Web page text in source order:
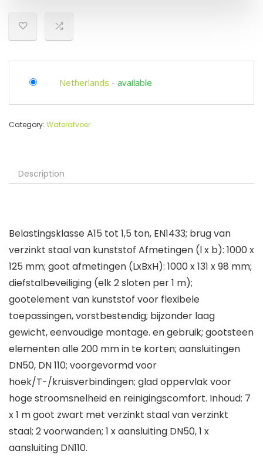
Netherlands - available
Category: Waterafvoer
Description
Belastingsklasse A15 tot 1,5 ton, EN1433; brug van
verzinkt staal van kunststof Afmetingen (l x b): 1000 x
125 mm; goot afmetingen (LxBxH): 1000 x 131 x 98 mm;
diefstalbeveiliging (elk 2 sloten per 1 m);
gootelement van kunststof voor flexibele
toepassingen, vorstbestendig; bijzonder laag
gewicht, eenvoudige montage. en gebruik; gootsteen
elementen alle 200 mm in te korten; aansluitingen
DN50, DN 110; voorgevormd voor
hoek/T-/kruisverbindingen; glad oppervlak voor
hoge stroomsnelheid en reinigingscomfort. Inhoud: 7
x 1 m goot zwart met verzinkt staal van verzinkt
staal; 2 voorwanden; 1 x aansluiting DN50, 1 x
aansluiting DN110.